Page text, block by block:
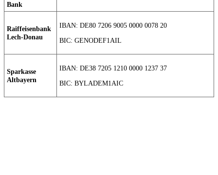
Bank
Raiffeisenbank
Lech-Donau
IBAN: DE80 7206 9005 0000 0078 20
BIC: GENODEF1AIL
Sparkasse
Altbayern
IBAN: DE38 7205 1210 0000 1237 37
BIC: BYLADEM1AIC